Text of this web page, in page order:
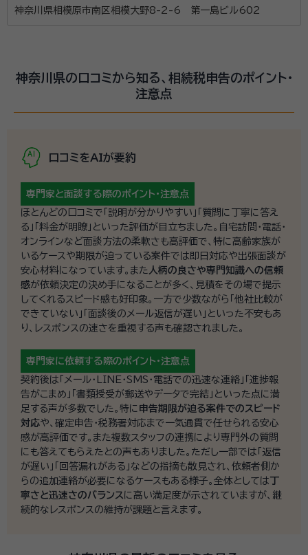
神奈川県相模原市南区相模大野8-2-6 第一島ビル602
神奈川県の口コミから知る、相続税申告のポイント・
注意点
口コミをAIが要約
専門家と面談する際のポイント・注意点
ほとんどの口コミで「説明が分かりやすい」「質問に丁寧に答え
る」「料金が明瞭」といった評価が目立ちました。自宅訪問・電話・
オンラインなど面談方法の柔軟さも高評価で、特に高齢家族が
いるケースや期限が迫っている案件では即日対応や出張面談が
安心材料になっています。また 人柄の良さや専門知識への信頼
感が依頼決定の決め手になることが多く、見積をその場で提示
してくれるスピード感も好印象。一方で少数ながら「他社比較が
できていない」「面談後のメール返信が遅い」といった不安もあ
り、レスポンスの速さを重視する声も確認されました。
専門家に依頼する際のポイント・注意点
契約後は「メール・LINE・SMS・電話での迅速な連絡」「進捗報
告がこまめ」「書類授受が郵送やデータで完結」といった点に満
足する声が多数でした。特に 申告期限が迫る案件でのスピード
対応や、確定申告・税務署対応まで一気通貫で任せられる安心
感が高評価です。また複数スタッフの連携により専門外の質問
にも答えてもらえたとの声もありました。ただし一部では「返信
が遅い」「回答漏れがある」などの指摘も散見され、依頼者側か
らの追加連絡が必要になるケースもある様子。全体としては丁
寧さと迅速さのバランスに高い満足度が示されていますが、継
続的なレスポンスの維持が課題と言えます。